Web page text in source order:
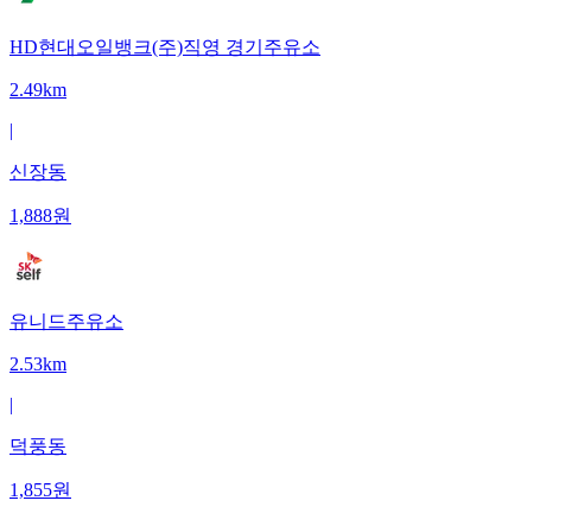
HD현대오일뱅크(주)직영 경기주유소
2.49km
|
신장동
1,888원
유니드주유소
2.53km
|
덕풍동
1,855원